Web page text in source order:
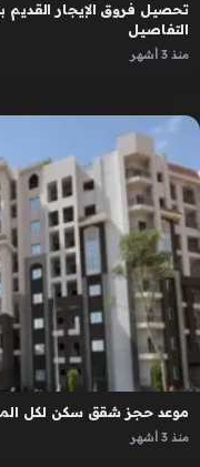
تحصيل فروق الإيجار
التفاصيل
منذ 3 أشهر
موعد حجز شقق سكن لكل المصريين 9.. أماكن الطرح
منذ 3 أشهر